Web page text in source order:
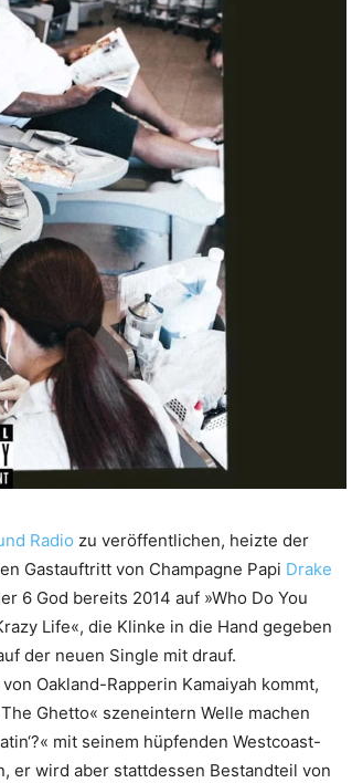
Radio zu veröffentlichen, heizte der
Gastauftritt von Champagne Papi Drake
6 God bereits 2014 auf »Who Do You
Life«, die Klinke in die Hand gegeben
der neuen Single mit drauf.
Oakland-Rapperin Kamaiyah kommt,
Ghetto« szeneintern Welle machen
mit seinem hüpfenden Westcoast-
er wird aber stattdessen Bestandteil von